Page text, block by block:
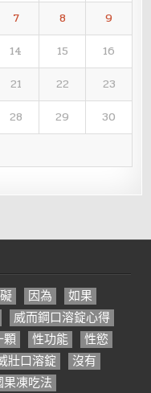
7 8
9
14 15
16
21 22
23
28 29
30
因為
如果
威而鋼口溶錠心得
顆 性功能
性慾
壯口溶錠
沒有
果凍吃法